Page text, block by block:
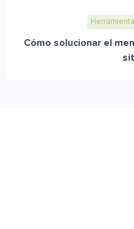
Cómo solucionar el